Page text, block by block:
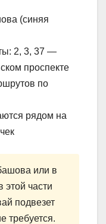
(синяя
2, 3, 37 —
проспекте
по
рядом на
или в
этой части
подвезет
требуется.